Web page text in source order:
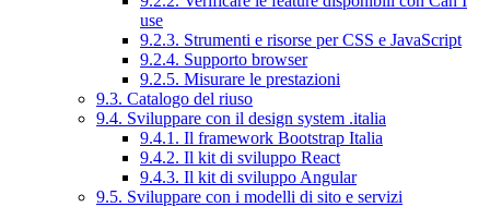
use
9.2.3. Strumenti e risorse per CSS e JavaScript
9.2.4. Supporto browser
9.2.5. Misurare le prestazioni
9.3. Catalogo del riuso
9.4. Sviluppare con il design system .italia
9.4.1. Il framework Bootstrap Italia
9.4.2. Il kit di sviluppo React
9.4.3. Il kit di sviluppo Angular
9.5. Sviluppare con i modelli di sito e servizi